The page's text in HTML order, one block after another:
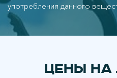
употребления данного
Цены на